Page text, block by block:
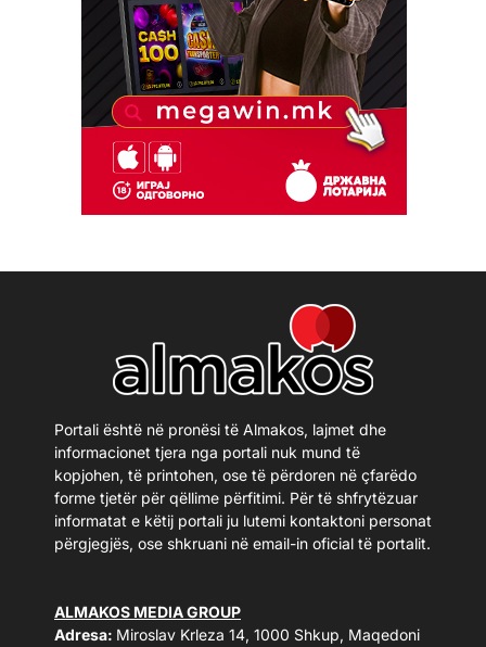
Portali është në pronësi të Almakos, lajmet dhe
informacionet tjera nga portali nuk mund të
kopjohen, të printohen, ose të përdoren në çfarëdo
forme tjetër për qëllime përfitimi. Për të shfrytëzuar
informatat e këtij portali ju lutemi kontaktoni personat
përgjegjës, ose shkruani në email-in oficial të portalit.
ALMAKOS MEDIA GROUP
Adresa: Miroslav Krleza 14, 1000 Shkup, Maqedoni